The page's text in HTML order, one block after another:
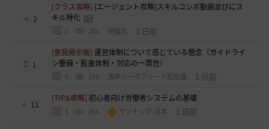
2
[クラス攻略] [エージェント攻略]スキルコンボ動画並びにス
キル特化
0 284 夜狐丸 1 日前
1
[意見掲示板]運営体制について感じている懸念（ガイドライ
ン整備・監査体制・対応の一貫性）
0 250 浅井ジークフリード配信者 1 日前
11
[TIP&攻略]初心者向け労働者システムの基礎
1 368 ザンナック-日本 1 日前